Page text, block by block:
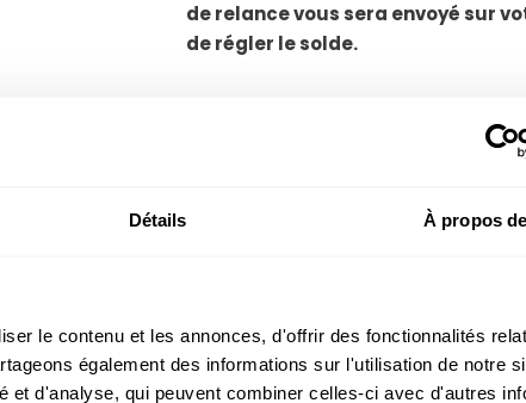
Détails À propos
le contenu et les annonces, d'offrir des fonctionnalités
également des informations sur l'utilisation de notre
et d'analyse, qui peuvent combiner celles-ci avec d'autres
de relance vous sera envoyé sur
de régler le solde.